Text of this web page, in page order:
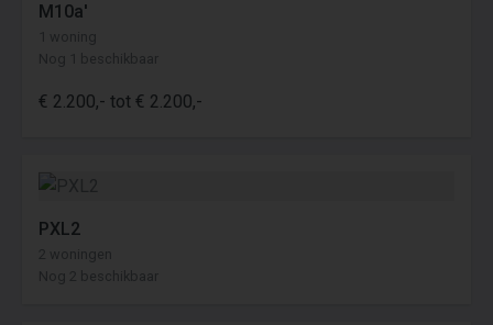
M10a'
1 woning
Nog 1 beschikbaar
€ 2.200,- tot € 2.200,-
PXL2
2 woningen
Nog 2 beschikbaar